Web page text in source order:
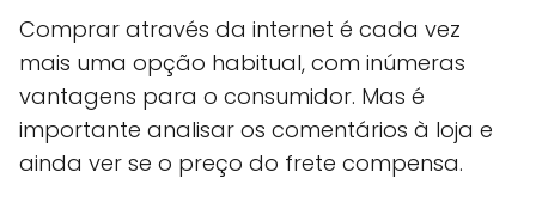
Comprar através da internet é cada vez
mais uma opção habitual, com inúmeras
vantagens para o consumidor. Mas é
importante analisar os comentários à loja e
ainda ver se o preço do frete compensa.